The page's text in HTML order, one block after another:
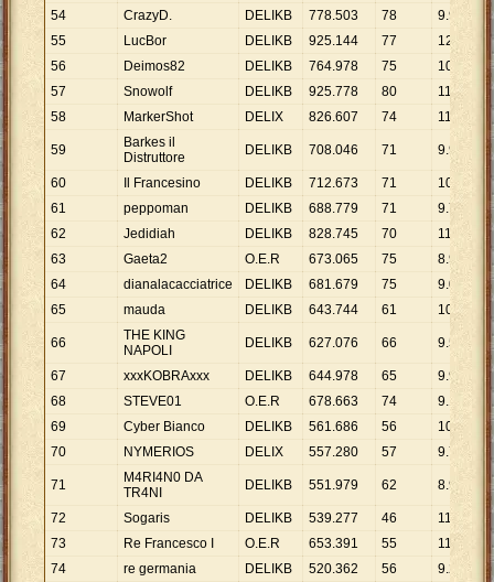
54
CrazyD. DELIKB 778.503 78 9.981
55
LucBor DELIKB 925.144 77 12 015
56
Deimos82 DELIKB 764.978 75 10
200
57
Snowolf DELIKB 925.778 80 11 .572
58
MarkerShot DELIX 826.607 74 11 170
59
Barkes il
Distruttore
DELIKB 708.046 71 9.972
60 Il Francesino DELIKB 712.673 71 10
61
peppoman DELIKB 688.779 71 9.701
62
Jedidiah DELIKB 828.745 70 11
839
63
Gaeta2 O.E.R 673.065 75 8.974
64
dianalacacciatrice DELIKB 681.679 75 9.089
65
mauda DELIKB 643.744 61 10 .553
66
THE KING
NAPOLI
DELIKB 627.076 66 9.501
67 xxxKOBRAxxx DELIKB 644.978 65 9.923
68
STEVE01 O.E.R 678.663 74 9. 171
69
Cyber Bianco DELIKB 561.686 56 10 .030
70
NYMERIOS DELIX 557.280 57 9.777
71
M4RI4N0 DA
TR4NI
DELIKB 551.979 62 8.903
72 Sogaris DELIKB 539.277 46 11
723
73
Re Francesco I O.E.R 653.391 55 11 .
74
re germania DELIKB 520.362 56 9.292